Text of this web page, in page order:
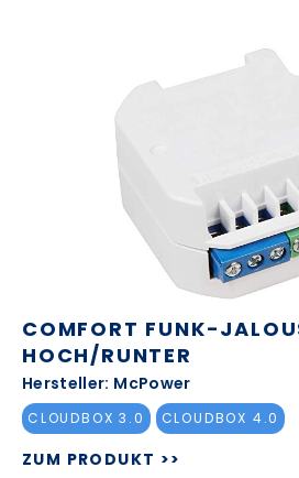
COMFORT FUNK-
HOCH/RUNTER
Hersteller: McPower
CLOUDBOX 3.0 CLOUDBOX 4.0
ZUM PRODUKT >>